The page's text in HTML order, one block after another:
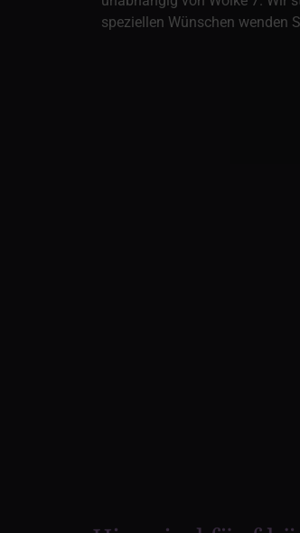
speziellen Wünschen wenden